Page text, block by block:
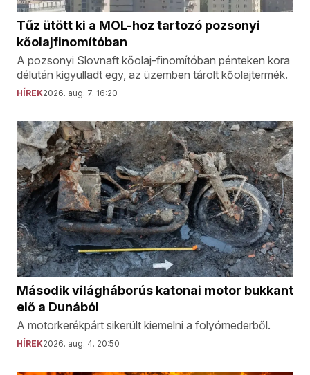
Tűz ütött ki a MOL-hoz tartozó pozsonyi
kőolajfinomítóban
A pozsonyi Slovnaft kőolaj-finomítóban pénteken kora
délután kigyulladt egy, az üzemben tárolt kőolajtermék.
HÍREK2026. aug. 7. 16:20
Második világháborús katonai motor bukkant
elő a Dunából
A motorkerékpárt sikerült kiemelni a folyómederből.
HÍREK2026. aug. 4. 20:50